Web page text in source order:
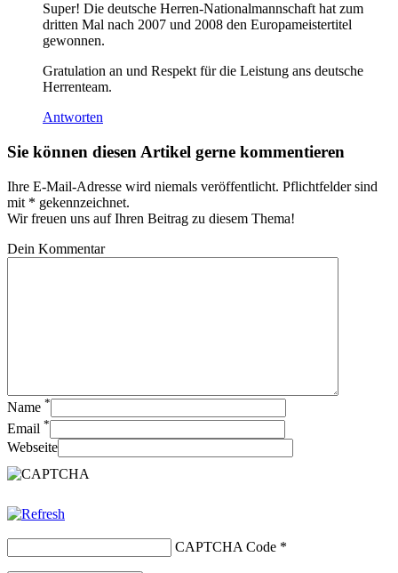
Super! Die deutsche Herren-Nationalmannschaft hat zum
dritten Mal nach 2007 und 2008 den Europameistertitel
gewonnen.
Gratulation an und Respekt für die Leistung ans deutsche
Herrenteam.
Antworten
Sie können diesen Artikel gerne kommentieren
Ihre E-Mail-Adresse wird niemals veröffentlicht. Pflichtfelder sind
mit * gekennzeichnet.
Wir freuen uns auf Ihren Beitrag zu diesem Thema!
Dein Kommentar
Name *
Email *
Webseite
CAPTCHA Code *